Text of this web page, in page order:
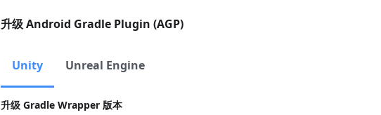
升级 Android Gradle Plugin (AGP)
Unity Unreal Engine
升级 Gradle Wrapper 版本